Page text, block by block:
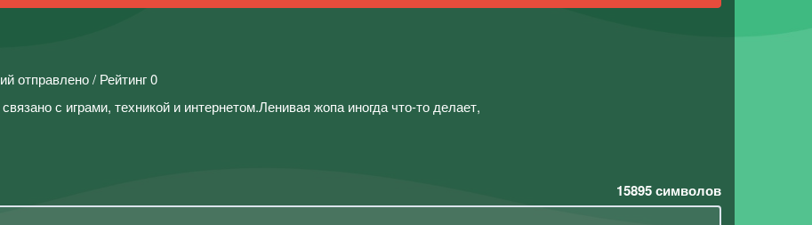
отправлено / Рейтинг 0
с играми, техникой и интернетом.Ленивая жопа иногда что-то делает,
15895символов